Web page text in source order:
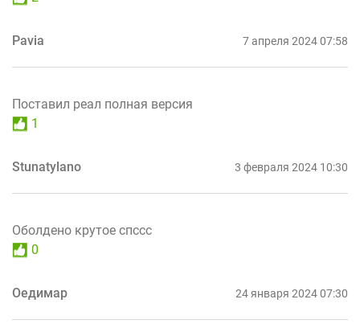
Pavia 7 апреля 2024 07:58
Поставил реал полная версия
1
Stunatylano 3 февраля 2024 10:30
Оболдено крутое спссс
0
Оедимар 24 января 2024 07:30